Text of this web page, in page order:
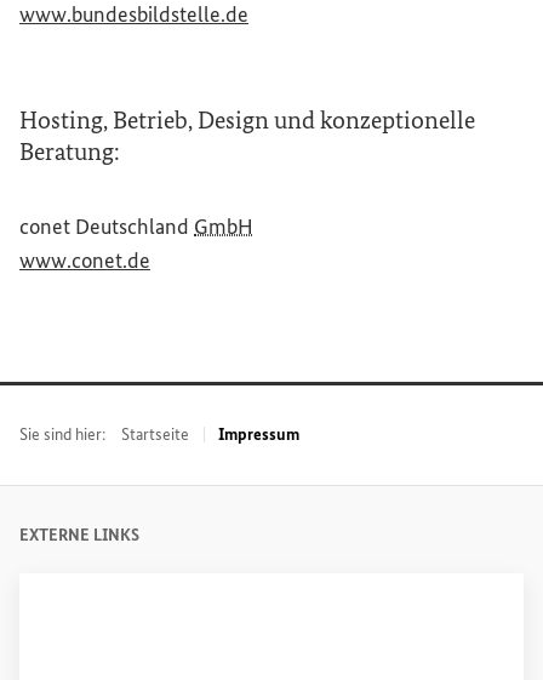
www.bundesbildstelle.de
Hosting, Betrieb, Design und konzeptionelle
Beratung:
conet Deutschland GmbH
www.conet.de
Sie sind hier: Startseite Impressum
EXTERNE LINKS